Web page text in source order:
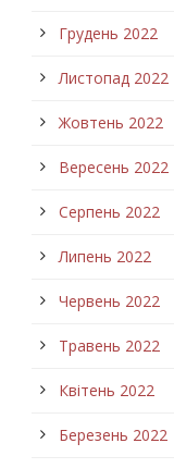
Грудень 2022
Листопад 2022
Жовтень 2022
Вересень 2022
Серпень 2022
Липень 2022
Червень 2022
Травень 2022
Квітень 2022
Березень 2022